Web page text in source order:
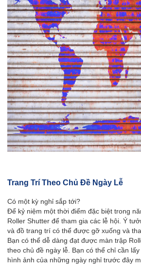
Trang Trí Theo Chủ Đề Ngày Lễ
Có một kỳ nghỉ sắp tới?
Để kỷ niệm một thời điểm đặc biệt trong
Roller Shutter để tham gia các lễ hội. Ý
và đồ trang trí có thể được gỡ xuống và
Bạn có thể dễ dàng đạt được màn trập
theo chủ đề ngày lễ. Bạn có thể chỉ cần
hình ảnh của những ngày nghỉ trước đây